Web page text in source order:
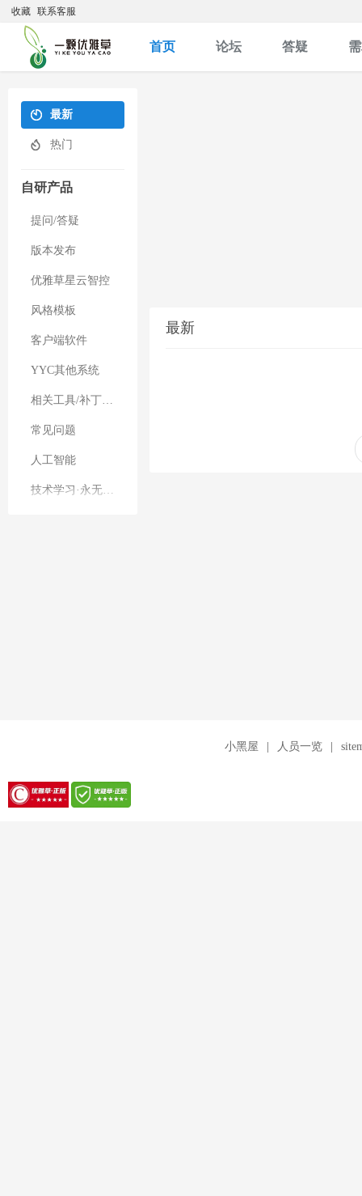
收藏 联系客服
首页 论坛 答疑
最新
热门
自研产品
提问/答疑
版本发布
优雅草星云智控
风格模板
客户端软件
YYC其他系统
相关工具/补丁其他
常见问题
人工智能
技术学习·永无止境
最新
小黑屋 人员一览